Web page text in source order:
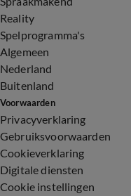
Reality
Spelprogramma's
Algemeen
Nederland
Buitenland
Voorwaarden
Privacyverklaring
Gebruiksvoorwaarden
Cookieverklaring
Digitale diensten
Cookie instellingen